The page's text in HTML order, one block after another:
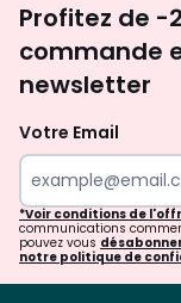
Profitez de -
commande
newsletter
Votre Email
*Voir conditions de
communications
pouvez vous
notre politique de